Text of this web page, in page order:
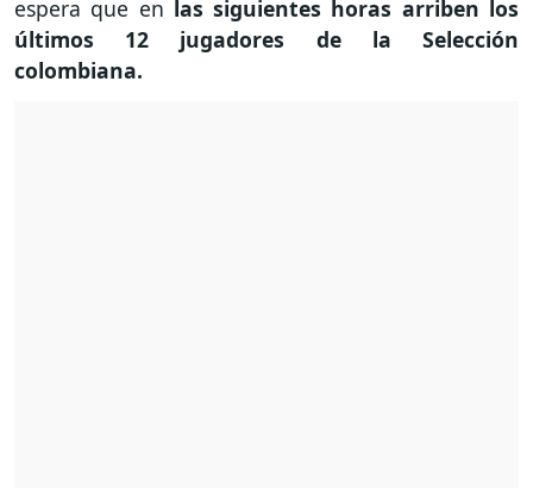
espera que en las siguientes horas arriben los
últimos 12 jugadores de la Selección
colombiana.